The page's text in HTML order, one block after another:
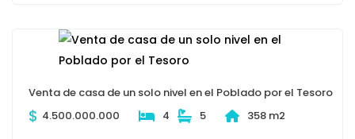
Venta de casa de un solo nivel en el Poblado por el Tesoro
$ 4.500.000.000 4 5 358 m2